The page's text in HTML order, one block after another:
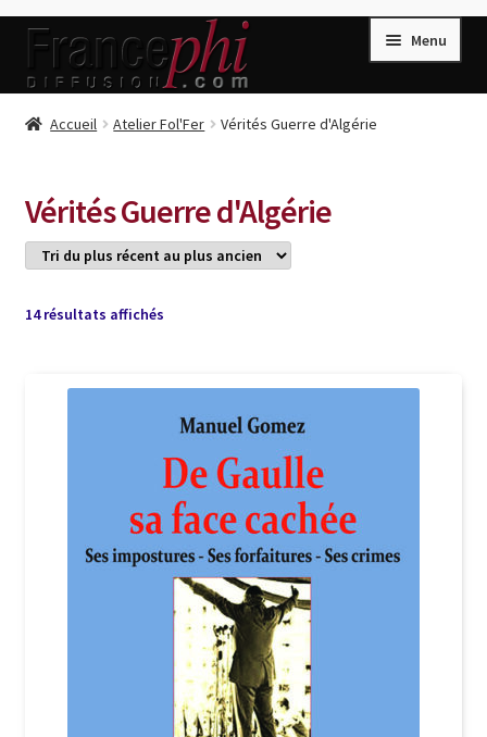
Aller
la
Aller
contenu
Menu
Accueil
Caisse
Conditions de Vente
Connection
Listes d’Envies
Livres de Peter Randa
Livres de Philippe Randa
Login Customizer
Newsletter
Politique de confidentialité et cookies
Qui sommes-nous ?
Accueil Atelier Fol'Fer Vérités Guerre d'Algérie
Vérités Guerre d'Algérie
14 résultats affichésTrié
récent
plus
ancien